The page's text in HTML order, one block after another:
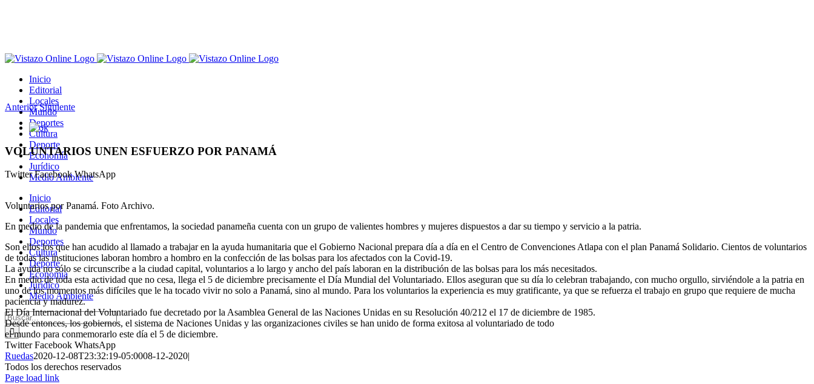
Inicio
Editorial
Locales
Mundo
Deportes
Cultura
Deporte
Economía
Jurídico
Medio Ambiente
Inicio
Editorial
Locales
Mundo
Deportes
Cultura
Deporte
Economía
Jurídico
Medio Ambiente
Buscar:
Anterior Siguiente
Ver
imagen
más
grande
VOLUNTARIOS UNEN ESFUERZO POR PANAMÁ
TwitterFacebookWhatsApp
Voluntarios por Panamá. Foto Archivo.
En medio de la pandemia que enfrentamos, la sociedad panameña cuenta con un grupo de valientes hombres y mujeres dispuestos a dar su tiempo y servicio a la patria.
Son ellos los que han acudido al llamado a trabajar en la ayuda humanitaria que el Gobierno Nacional prepara día a día en el Centro de Convenciones Atlapa con el plan Panamá Solidario. Cientos de voluntarios
de todas las instituciones laboran hombro a hombro en la confección de las bolsas para los afectados con la Covid-19.
La ayuda no sólo se circunscribe a la ciudad capital, voluntarios a lo largo y ancho del país laboran en la distribución de las bolsas para los más necesitados.
En medio de toda esta actividad que no cesa, llega el 5 de diciembre precisamente el Día Mundial del Voluntariado. Ellos aseguran que su día lo celebran trabajando, con mucho orgullo, sirviéndole a la patria en
uno de los momentos más difíciles que le ha tocado vivir no solo a Panamá, sino al mundo. Para los voluntarios la experiencia es muy gratificante, ya que se refuerza el trabajo en grupo que requiere de mucha
paciencia y madurez.
El Día Internacional del Voluntariado fue decretado por la Asamblea General de las Naciones Unidas en su Resolución 40/212 el 17 de diciembre de 1985.
Desde entonces, los gobiernos, el sistema de Naciones Unidas y las organizaciones civiles se han unido de forma exitosa al voluntariado de todo
el mundo para conmemorarlo este día el 5 de diciembre.
TwitterFacebook WhatsApp
Ruedas2020-12-08T23:32:19-05:0008-12-2020|
Todos los derechos reservados
Page load link